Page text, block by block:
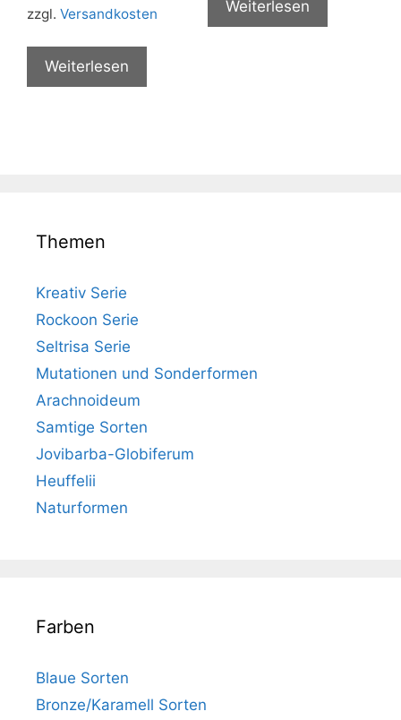
zzgl. Versandkosten
Weiterlesen
Weiterlesen
Themen
Kreativ Serie
Rockoon Serie
Seltrisa Serie
Mutationen und Sonderformen
Arachnoideum
Samtige Sorten
Jovibarba-Globiferum
Heuffelii
Naturformen
Farben
Blaue Sorten
Bronze/Karamell Sorten